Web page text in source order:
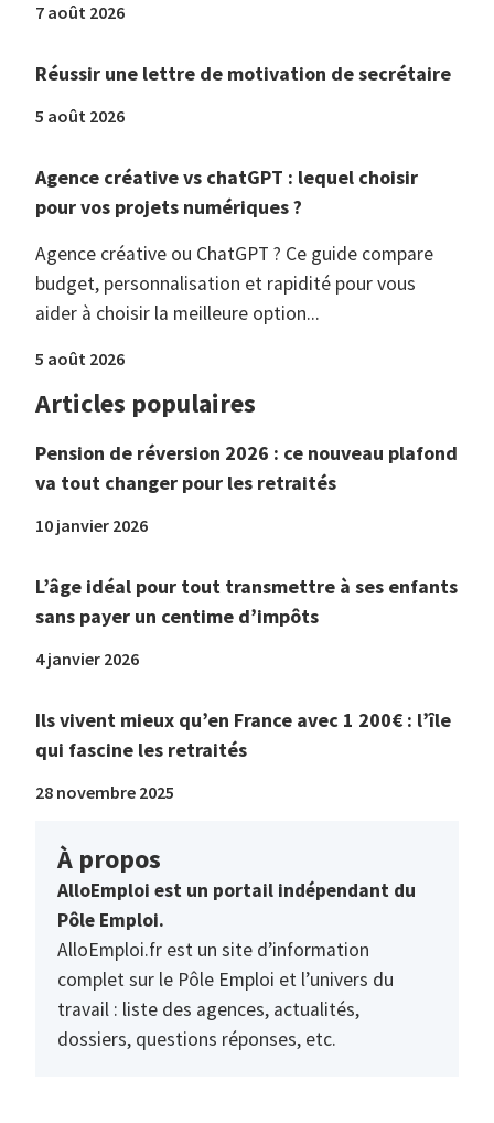
7 août 2026
Réussir une lettre de motivation de secrétaire
5 août 2026
Agence créative vs chatGPT : lequel choisir
pour vos projets numériques ?
Agence créative ou ChatGPT ? Ce guide compare
budget, personnalisation et rapidité pour vous
aider à choisir la meilleure option...
5 août 2026
Articles populaires
Pension de réversion 2026 : ce nouveau plafond
va tout changer pour les retraités
10 janvier 2026
L’âge idéal pour tout transmettre à ses enfants
sans payer un centime d’impôts
4 janvier 2026
Ils vivent mieux qu’en France avec 1 200€ : l’île
qui fascine les retraités
28 novembre 2025
À propos
AlloEmploi est un portail indépendant du
Pôle Emploi.
AlloEmploi.fr est un site d’information
complet sur le Pôle Emploi et l’univers du
travail : liste des agences, actualités,
dossiers, questions réponses, etc.